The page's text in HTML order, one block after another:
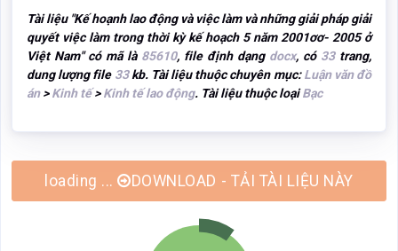
Tài liệu "Kế hoạnh lao động và việc làm và những giải pháp giải
quyết việc làm trong thời kỳ kế hoạch 5 năm 2001ơơ- 2005 ở
Việt Nam" có mã là 85610, file định dạng docx, có 33trang,
dung lượng file 33kb. Tài liệu thuộc chuyên mục:Luận văn đồ
án>Kinh tế>Kinh tế lao động. Tài liệu thuộc loạiBạc
DOWNLOAD - TẢI TÀI LIỆU NÀY